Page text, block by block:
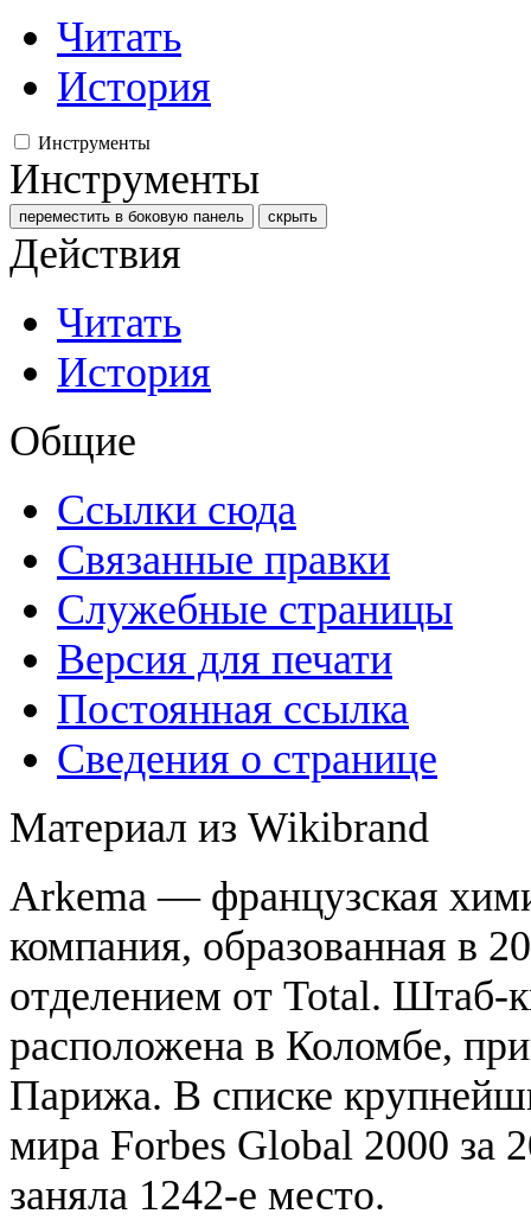
Читать
История
Инструменты
Инструменты
переместить в боковую панель скрыть
Действия
Читать
История
Общие
Ссылки сюда
Связанные правки
Служебные страницы
Версия для печати
Постоянная ссылка
Сведения о странице
Материал из Wikibrand
Arkema — французская
компания, образованная в
отделением от Total. Штаб-
расположена в Коломбе,
Парижа. В списке
мира Forbes Global 2000 за
заняла 1242-е место.